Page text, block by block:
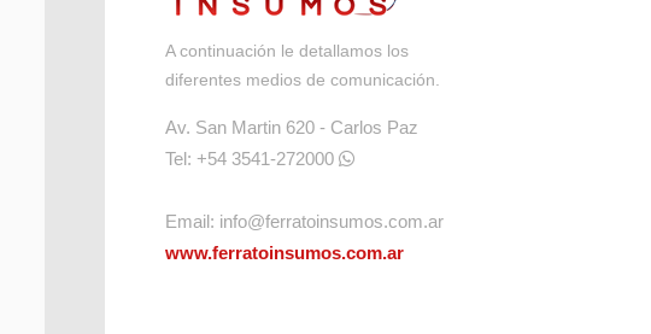
A continuación le detallamos los
diferentes medios de comunicación.
Av. San Martin 620 - Carlos Paz
Tel: +54 3541-272000
Email: info@ferratoinsumos.com.ar
www.ferratoinsumos.com.ar